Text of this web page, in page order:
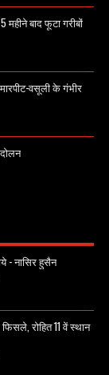
महीने बाद फूटा गरीबों
वसूली के गंभीर
- नासिर हुसैन
रोहित 11 वें स्थान